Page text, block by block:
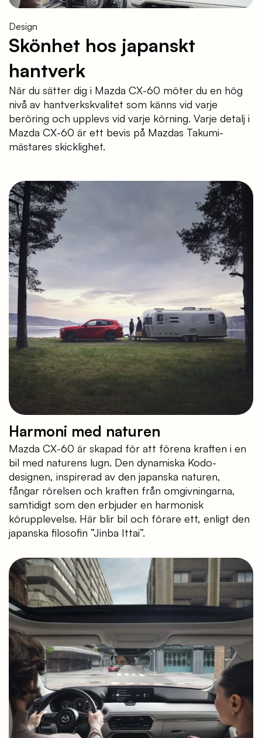
Design
Skönhet hos japanskt
hantverk
När du sätter dig i Mazda CX-60 möter du en hög
nivå av hantverkskvalitet som känns vid varje
beröring och upplevs vid varje körning. Varje detalj i
Mazda CX-60 är ett bevis på Mazdas Takumi-
mästares skicklighet.
Harmoni med naturen
Mazda CX-60 är skapad för att förena kraften i en
bil med naturens lugn. Den dynamiska Kodo-
designen, inspirerad av den japanska naturen,
fångar rörelsen och kraften från omgivningarna,
samtidigt som den erbjuder en harmonisk
körupplevelse. Här blir bil och förare ett, enligt den
japanska filosofin ”Jinba Ittai”.